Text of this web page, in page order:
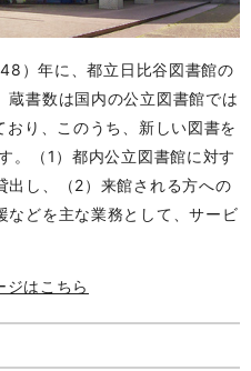
）年に、都立日比谷図書館の
蔵書数は国内の公立図書館では
り、このうち、新しい図書を
。（1）都内公立図書館に対す
出し、（2）来館される方への
などを主な業務として、サービ
ジはこちら